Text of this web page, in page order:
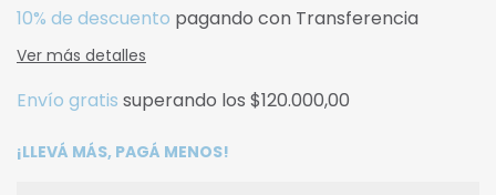
10% de descuento pagando con Transferencia
Ver más detalles
Envío gratis superando los $120.000,00
¡LLEVÁ MÁS, PAGÁ MENOS!